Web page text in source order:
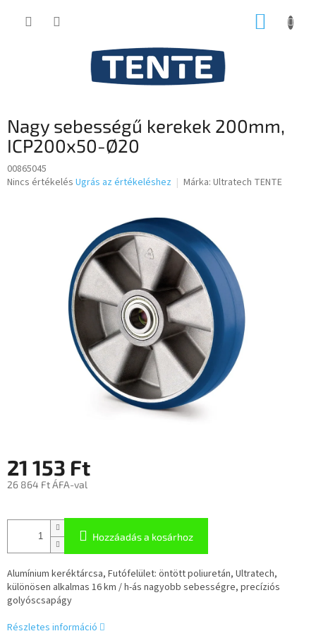
KOSÁR
Nagy sebességű kerekek 200mm,
ICP200x50-Ø20
00865045
A
Nincs értékelés Ugrás az értékeléshez Márka: Ultratech TENTE
21 153 Ft
26 864 Ft ÁFA-val
Hozzáadás a kosárhoz
Alumínium keréktárcsa, Futófelület: öntött poliuretán, Ultratech,
különösen alkalmas 16 km / h-ás nagyobb sebességre, precíziós
golyóscsapágy
Részletes információ